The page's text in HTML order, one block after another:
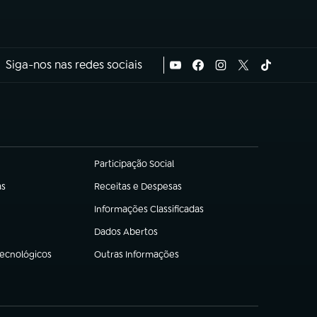
Siga-nos nas redes sociais
Participação Social
(abre em nova aba)
Receitas e Despesas
(abre em nova aba)
Informações Classificadas
(abre em nova aba)
Dados Abertos
(abre em nova aba)
Outras Informações
(abre em nova aba)